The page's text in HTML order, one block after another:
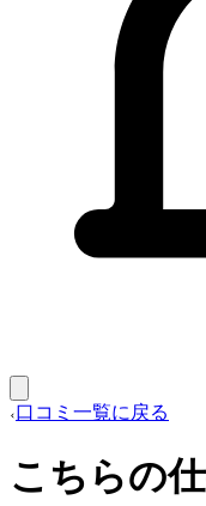
口コミ一覧に戻る
こちらの